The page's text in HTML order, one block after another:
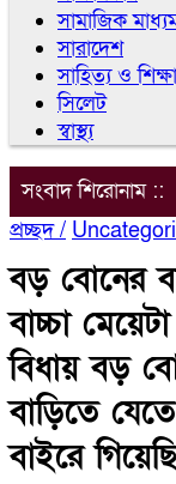
সামাজিক
সারাদেশ
সাহিত্য ও শিক্ষা
সিলেট
স্বাস্থ্য
সংবাদ শিরোনাম ::
সরকারি
প্রচ্ছদ /
বড় বোনের
বাচ্চা
বিধায় বড়
বাড়িতে
বাইরে